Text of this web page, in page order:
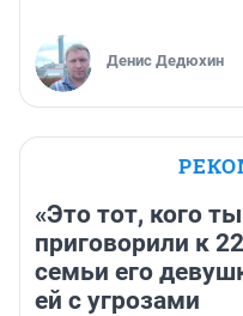
Денис Дедюхин
«Это тот, кого
приговорили к
семьи его
ей с угрозами